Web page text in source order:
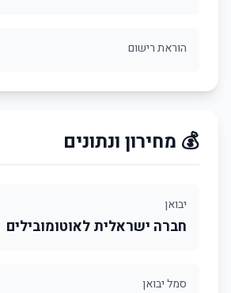
הוראת רישום
💰 מחירון ונתונים
יבואן
חברה ישראלית לאוטומובילים
סמל יבואן